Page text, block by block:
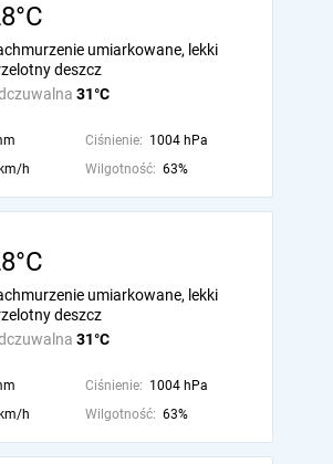
31°C
umiarkowane, lekki
deszcz
Ciśnienie: 1004 hPa
h Wilgotność: 63%
31°C
umiarkowane, lekki
deszcz
Ciśnienie: 1004 hPa
h Wilgotność: 63%